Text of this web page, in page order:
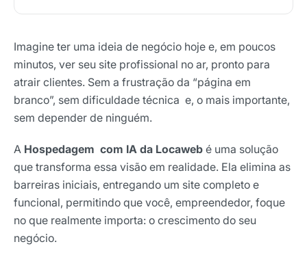
Imagine ter uma ideia de negócio hoje e, em poucos
minutos, ver seu site profissional no ar, pronto para
atrair clientes. Sem a frustração da “página em
branco”, sem dificuldade técnica e, o mais importante,
sem depender de ninguém.
A Hospedagem com IA da Locaweb é uma solução
que transforma essa visão em realidade. Ela elimina as
barreiras iniciais, entregando um site completo e
funcional, permitindo que você, empreendedor, foque
no que realmente importa: o crescimento do seu
negócio.